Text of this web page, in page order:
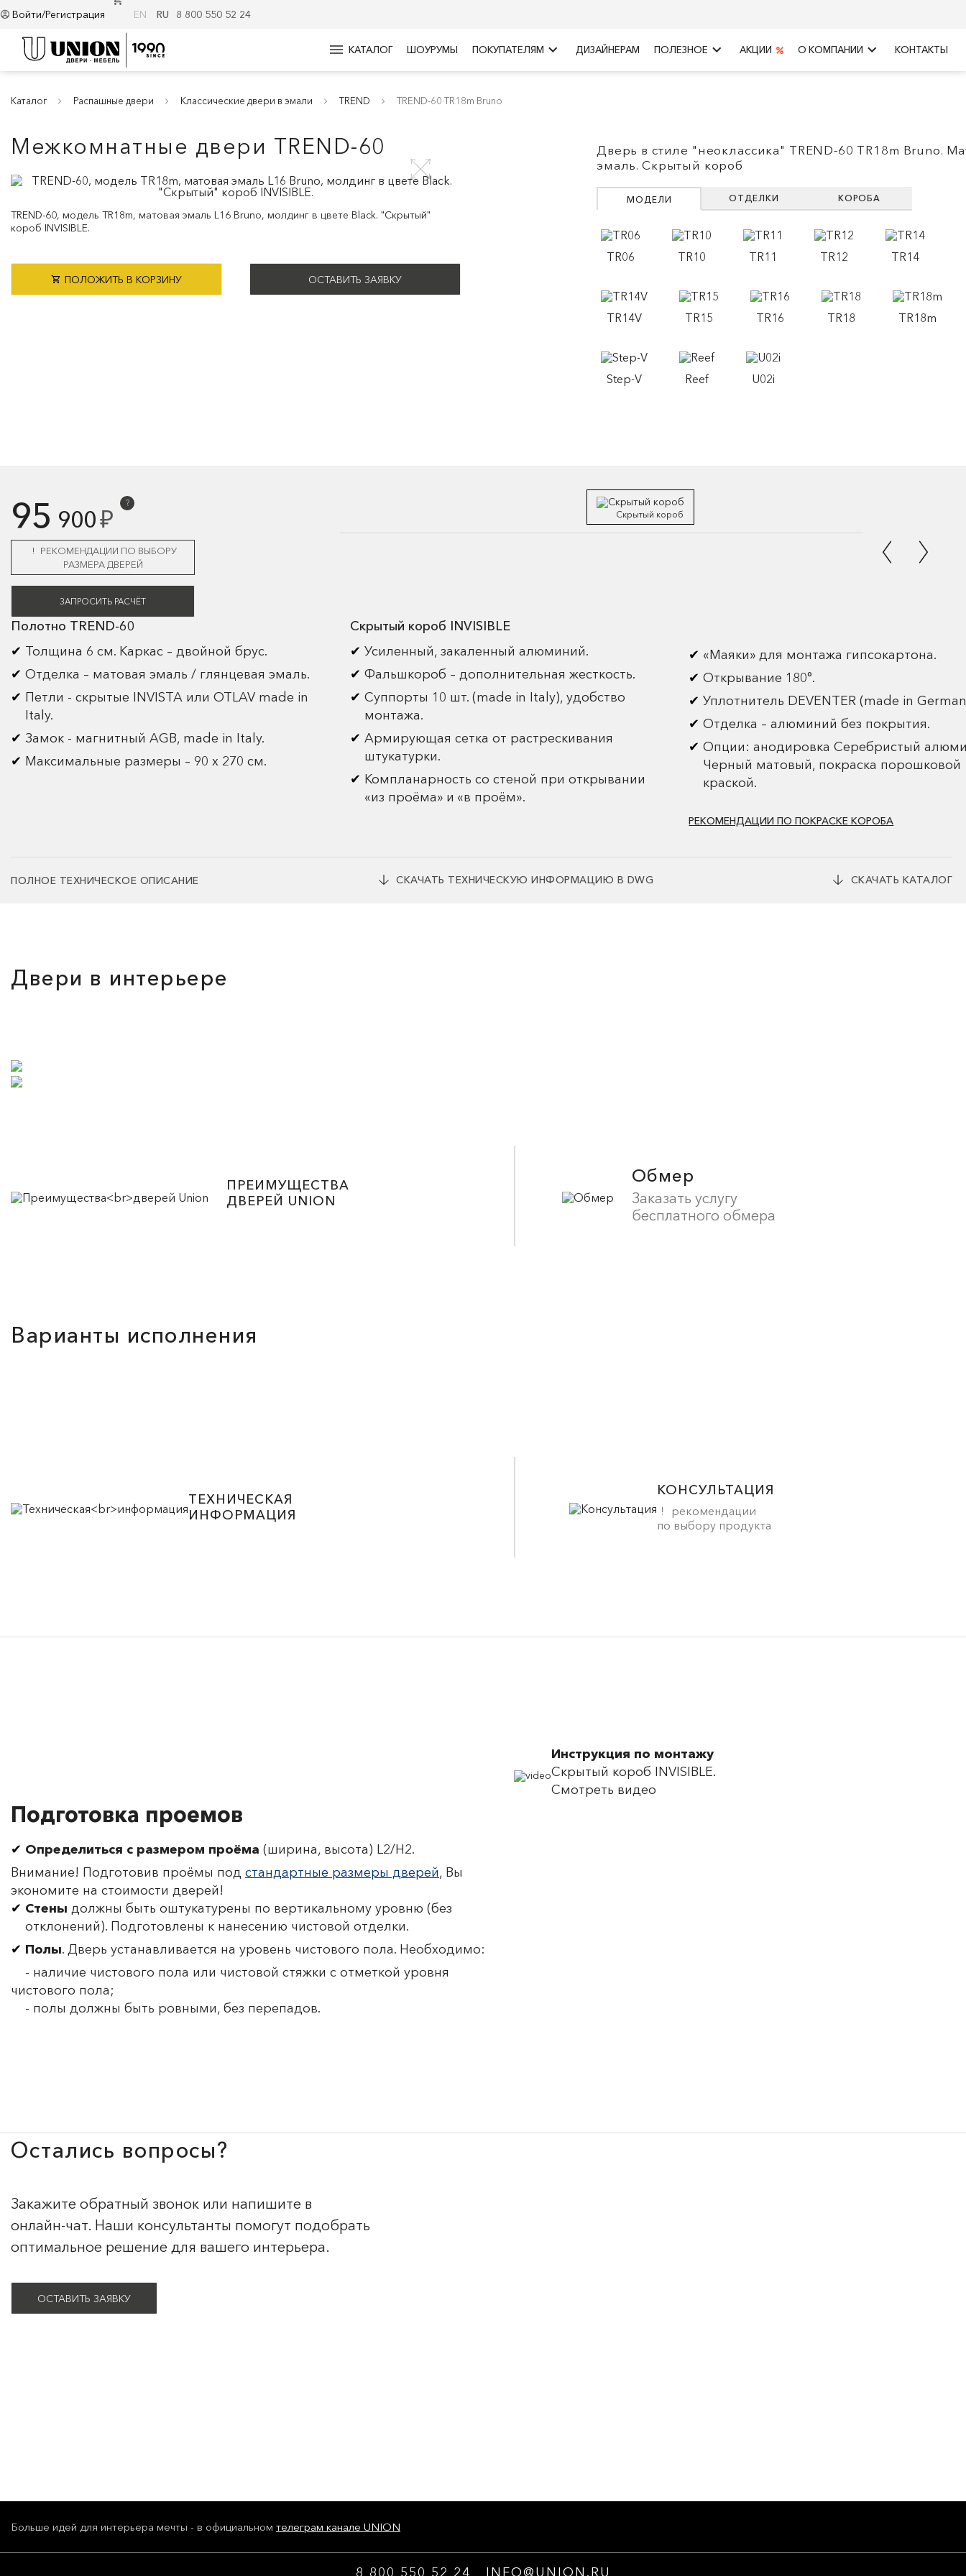
Войти/Регистрация EN RU 8 800 550 52 24
menu КАТАЛОГ ШОУРУМЫ ПОКУПАТЕЛЯМ keyboard_arrow_right ДИЗАЙНЕРАМ ПОЛЕЗНОЕ keyboard_arrow_right АКЦИИ О КОМПАНИИ keyboard_arrow_right КОНТАКТЫ
Каталог Распашные двери Классические двери в эмали TREND TREND-60 TR18m Bruno
Межкомнатные двери TREND-60
TREND-60, модель TR18m, матовая эмаль L16 Bruno, молдинг в цвете Black. "Скрытый"
короб INVISIBLE.
ПОЛОЖИТЬ В КОРЗИНУ ОСТАВИТЬ ЗАЯВКУ
Дверь в стиле "неоклассика" TREND-60 TR18m Bruno.
эмаль. Скрытый короб
МОДЕЛИ ОТДЕЛКИ КОРОБА
TR06 TR10 TR11 TR12 TR14
TR14V TR15 TR16 TR18 TR18m
Step-V Reef U02i
95 900₽
?
РЕКОМЕНДАЦИИ ПО ВЫБОРУ
РАЗМЕРА ДВЕРЕЙ
ЗАПРОСИТЬ РАСЧЁТ
Скрытый короб
Полотно TREND-60
Толщина 6 см. Каркас – двойной брус.
Отделка – матовая эмаль / глянцевая эмаль.
Петли - скрытые INVISTA или OTLAV made in
Italy.
Замок - магнитный AGB, made in Italy.
Максимальные размеры – 90 х 270 см.
Скрытый короб INVISIBLE
Усиленный, закаленный алюминий.
Фальшкороб – дополнительная жесткость.
Суппорты 10 шт. (made in Italy), удобство
монтажа.
Армирующая сетка от растрескивания
штукатурки.
Компланарность со стеной при открывании
«из проёма» и «в проём».
«Маяки» для монтажа гипсокартона.
Открывание 180°.
Уплотнитель DEVENTER (made in
Отделка – алюминий без покрытия.
Опции: анодировка Серебристый
Черный матовый, покраска порошковой
краской.
РЕКОМЕНДАЦИИ ПО ПОКРАСКЕ КОРОБА
ПОЛНОЕ ТЕХНИЧЕСКОЕ ОПИСАНИЕ СКАЧАТЬ ТЕХНИЧЕСКУЮ ИНФОРМАЦИЮ В DWG СКАЧАТЬ КАТАЛОГ
Двери в интерьере
ПРЕИМУЩЕСТВА
ДВЕРЕЙ UNION
Обмер
Заказать услугу
бесплатного обмера
Варианты исполнения
ТЕХНИЧЕСКАЯ
ИНФОРМАЦИЯ
КОНСУЛЬТАЦИЯ
рекомендации
по выбору продукта
Подготовка проемов
Определиться с размером проёма (ширина, высота) L2/H2.
Внимание! Подготовив проёмы под стандартные размеры дверей, Вы
экономите на стоимости дверей!
Стены должны быть оштукатурены по вертикальному уровню (без
отклонений). Подготовлены к нанесению чистовой отделки.
Полы. Дверь устанавливается на уровень чистового пола. Необходимо:
- наличие чистового пола или чистовой стяжки с отметкой уровня
чистового пола;
- полы должны быть ровными, без перепадов.
Инструкция по монтажу
Скрытый короб INVISIBLE.
Смотреть видео
Остались вопросы?
Закажите обратный звонок или напишите в
онлайн-чат. Наши консультанты помогут подобрать
оптимальное решение для вашего интерьера.
ОСТАВИТЬ ЗАЯВКУ
Больше идей для интерьера мечты - в официальном телеграм канале UNION
8 800 550 52 24 INFO@UNION.RU